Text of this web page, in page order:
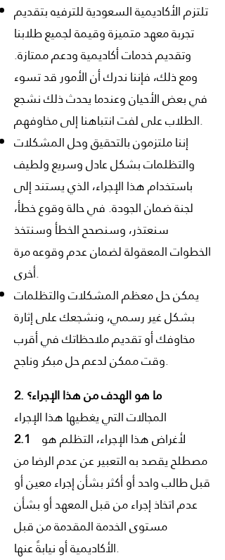
تلتزم الأكاديمية السعودية للترفيه بتقديم
تجربة معهد متميزة وقيمة لجميع طلابنا
وتقديم خدمات أكاديمية ودعم ممتازة.
ومع ذلك، فإننا ندرك أن الأمور قد تسوء
في بعض الأحيان وعندما يحدث ذلك نشجع
الطلاب على لفت انتباهنا إلى مخاوفهم.
إننا ملتزمون بالتحقيق وحل المشكلات
والتظلمات بشكل عادل وسريع ولطيف
باستخدام هذا الإجراء، الذي يستند إلى
لجنة ضمان الجودة. في حالة وقوع خطأ،
سنعتذر، وسنصحح الخطأ وسنتخذ
الخطوات المعقولة لضمان عدم وقوعه مرة
أخرى.
يمكن حل معظم المشكلات والتظلمات
بشكل غير رسمي، ونشجعك على إثارة
مخاوفك أو تقديم ملاحظاتك في أقرب
وقت ممكن لدعم حل مبكر وناجح.
2. ما هو الهدف من هذا الإجراء؟
المجالات التي يغطيها هذا الإجراء
2.1 لأغراض هذا الإجراء، التظلم هو
مصطلح يقصد به التعبير عن عدم الرضا من
قبل طالب واحد أو أكثر بشأن إجراء معين أو
عدم اتخاذ إجراء من قبل المعهد أو بشأن
مستوى الخدمة المقدمة من قبل
الأكاديمية أو نيابةً عنها.